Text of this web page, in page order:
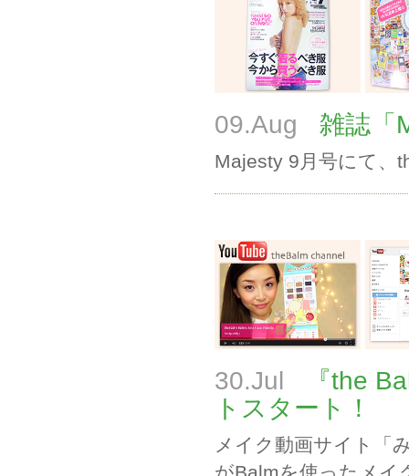
09.Aug 雑誌「
Majesty 9月号にて、
30.Jul 『the
トスタート！
メイク動画サイト「